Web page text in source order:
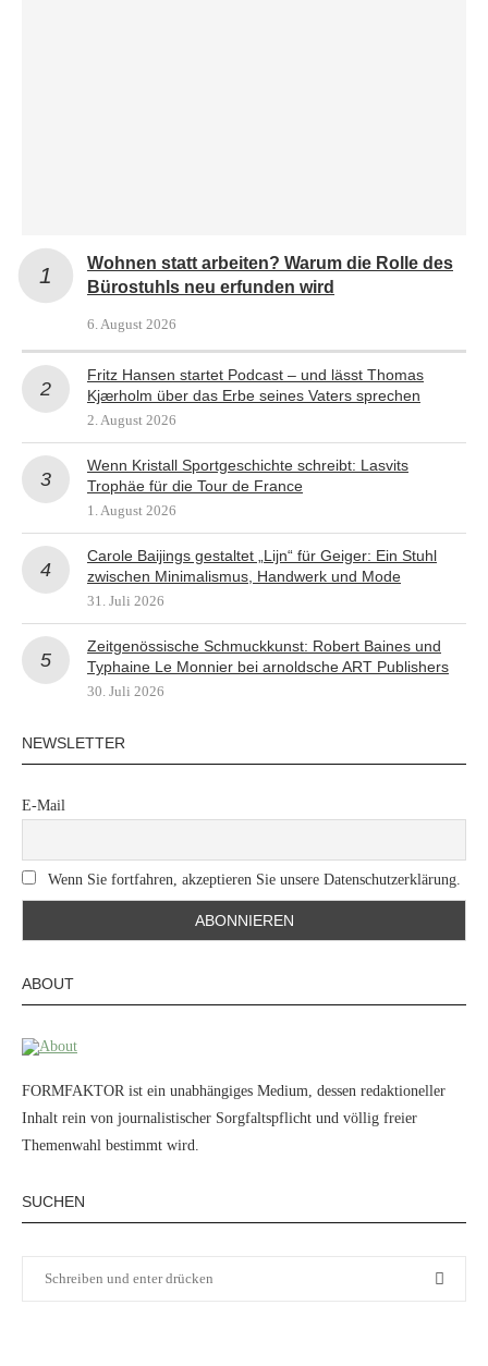
Wohnen statt arbeiten? Warum die Rolle des
Bürostuhls neu erfunden wird
6. August 2026
Fritz Hansen startet Podcast – und lässt Thomas
Kjærholm über das Erbe seines Vaters sprechen
2. August 2026
Wenn Kristall Sportgeschichte schreibt: Lasvits
Trophäe für die Tour de France
1. August 2026
Carole Baijings gestaltet „Lijn“ für Geiger: Ein Stuhl
zwischen Minimalismus, Handwerk und Mode
31. Juli 2026
Zeitgenössische Schmuckkunst: Robert Baines und
Typhaine Le Monnier bei arnoldsche ART Publishers
30. Juli 2026
NEWSLETTER
E-Mail
Wenn Sie fortfahren, akzeptieren Sie unsere Datenschutzerklärung.
ABOUT
FORMFAKTOR ist ein unabhängiges Medium, dessen redaktioneller
Inhalt rein von journalistischer Sorgfaltspflicht und völlig freier
Themenwahl bestimmt wird.
SUCHEN